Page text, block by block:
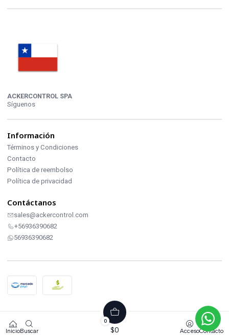
InicioBuscar
0
$0 AccesoContacto
ACKERCONTROL SPA
Síguenos
Información
Términos y Condiciones
Contacto
Política de reembolso
Política de privacidad
Contáctanos
sales@ackercontrol.com
+56936390682
56936390682
2026 ACKERCONTROL INDUSTRIAL.
Todos los derechos reservados.